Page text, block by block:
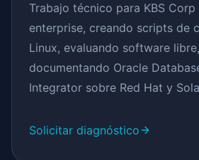
Trabajo técnico para KBS
enterprise, creando scripts de
Linux, evaluando software
documentando Oracle
Integrator sobre Red Hat y
Solicitar diagnóstico